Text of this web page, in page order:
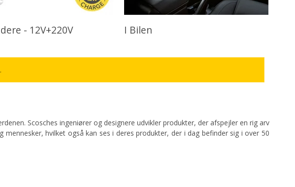
- 12V+220V I Bilen
Scosches ingeniører og designere udvikler produkter, der afspejler en rig arv
hvilket også kan ses i deres produkter, der i dag befinder sig i over 50